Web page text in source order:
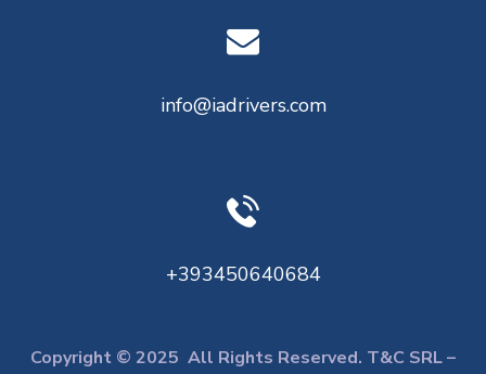
info@iadrivers.com
+393450640684
Copyright © 2025 All Rights Reserved. T&C SRL –